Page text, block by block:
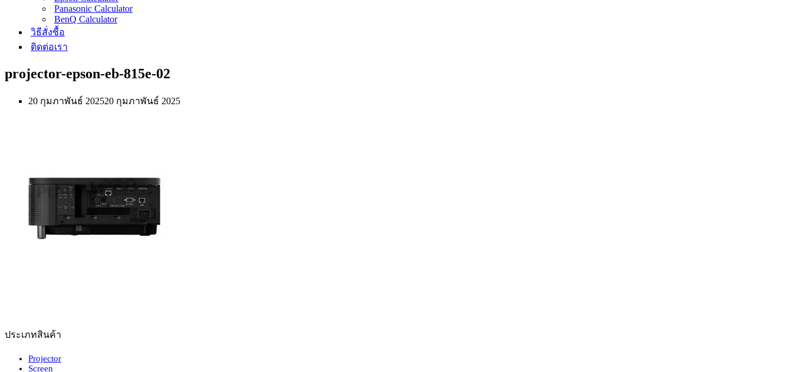
Panasonic Calculator
BenQ Calculator
วิธีสั่งซื้อ
ติดต่อเรา
projector-epson-eb-815e-02
20 กุมภาพันธ์ 202520 กุมภาพันธ์ 2025
ประเภทสินค้า
Projector
Screen